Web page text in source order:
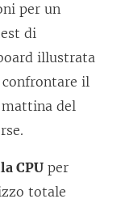
per un
di
illustrata
confrontare il
del
CPU per
totale